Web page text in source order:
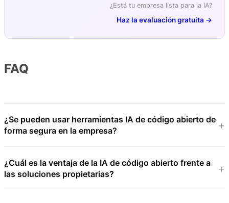
¿Está tu empresa lista para la IA?
Haz la evaluación gratuita →
FAQ
¿Se pueden usar herramientas IA de código abierto de
forma segura en la empresa?
¿Cuál es la ventaja de la IA de código abierto frente a
las soluciones propietarias?